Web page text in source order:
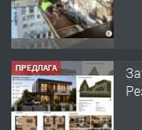
ПРЕДЛАГА